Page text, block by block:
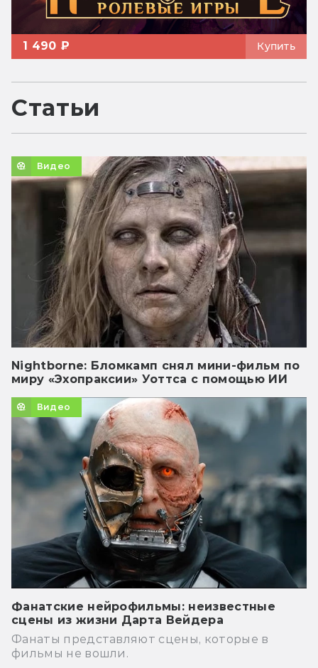
1 490 ₽ Купить
Статьи
Видео
Nightborne: Бломкамп снял мини-фильм по
миру «Эхопраксии» Уоттса с помощью ИИ
Видео
Фанатские нейрофильмы: неизвестные
сцены из жизни Дарта Вейдера
Фанаты представляют сцены, которые в
фильмы не вошли.